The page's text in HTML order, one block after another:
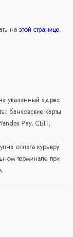
на этой странице.
указанный адрес
банковские карты
Pay, СБП;
оплата курьеру
терминале при